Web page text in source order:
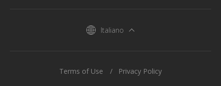
Italiano
Terms of Use Privacy Policy